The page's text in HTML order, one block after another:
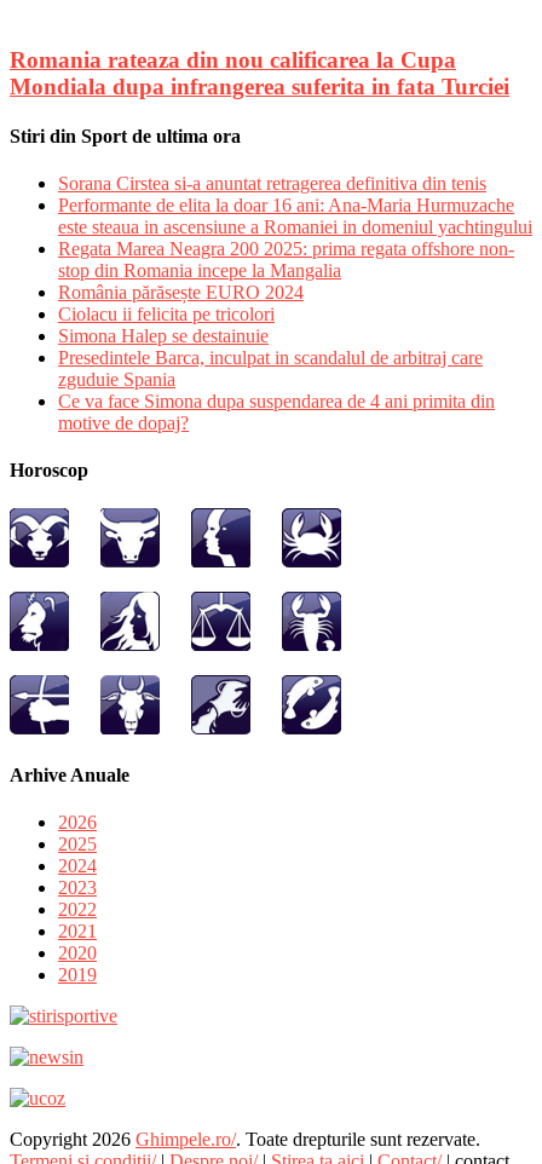
Romania rateaza din nou calificarea la Cupa
Mondiala dupa infrangerea suferita in fata Turciei
Stiri din Sport de ultima ora
Sorana Cirstea si-a anuntat retragerea definitiva din tenis
Performante de elita la doar 16 ani: Ana-Maria Hurmuzache
este steaua in ascensiune a Romaniei in domeniul yachtingului
Regata Marea Neagra 200 2025: prima regata offshore non-
stop din Romania incepe la Mangalia
România părăsește EURO 2024
Ciolacu ii felicita pe tricolori
Simona Halep se destainuie
Presedintele Barca, inculpat in scandalul de arbitraj care
zguduie Spania
Ce va face Simona dupa suspendarea de 4 ani primita din
motive de dopaj?
Horoscop
Arhive Anuale
2026
2025
2024
2023
2022
2021
2020
2019
Copyright 2026 Ghimpele.ro/. Toate drepturile sunt rezervate.